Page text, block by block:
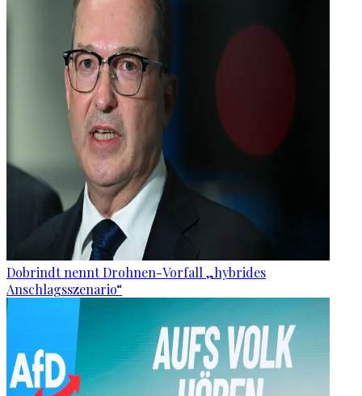
Dobrindt nennt Drohnen-Vorfall „hybrides
Anschlagsszenario“